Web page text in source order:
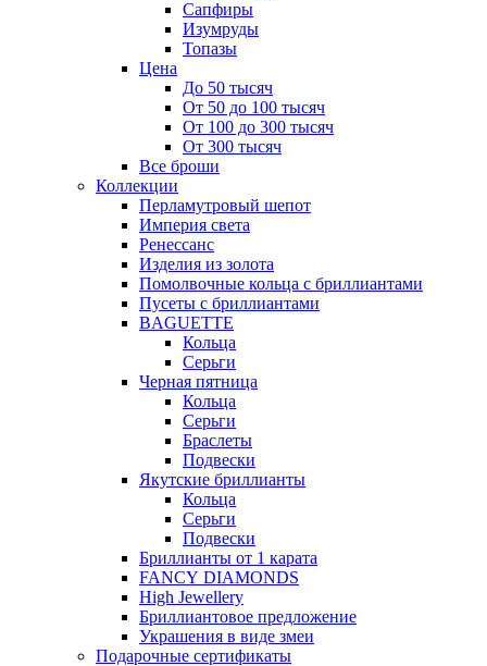
Сапфиры
Изумруды
Топазы
Цена
До 50 тысяч
От 50 до 100 тысяч
От 100 до 300 тысяч
От 300 тысяч
Все броши
Коллекции
Перламутровый шепот
Империя света
Ренессанс
Изделия из золота
Помолвочные кольца с бриллиантами
Пусеты с бриллиантами
BAGUETTE
Кольца
Серьги
Черная пятница
Кольца
Серьги
Браслеты
Подвески
Якутские бриллианты
Кольца
Серьги
Подвески
Бриллианты от 1 карата
FANCY DIAMONDS
High Jewellery
Бриллиантовое предложение
Украшения в виде змеи
Подарочные сертификаты